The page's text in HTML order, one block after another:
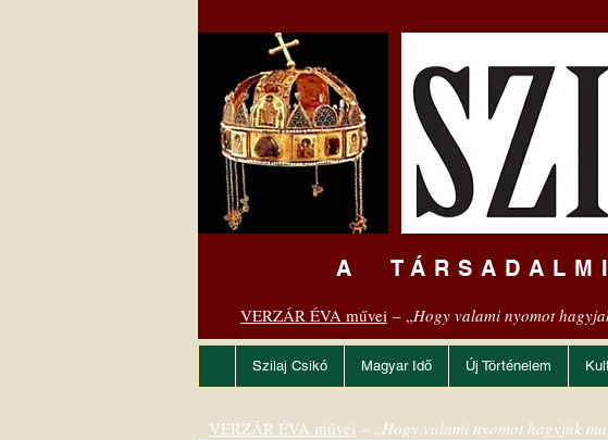
A
VERZÁR ÉVA művei – „Hogy valami nyomot
Szilaj Csikó Magyar Idő Új Történelem
VERZÁR ÉVA művei – „Hogy valami nyomot hagyjak